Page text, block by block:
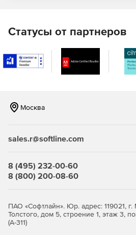
базы данных, что обеспечивает
управление БД.
SQL Doc
– обеспечивает
многодокументальной базы
компактные файлы.
SQL Response
работоспособности и
данными и информацией о
SQL Comparison SDK –
Статусы от партнеров
Москва
sales.r@softline.com
8 (495) 232-00-60
8 (800) 200-08-60
ПАО «Софтлайн». Юр. адрес: 119021, г.
Толстого, дом 5, строение 1, этаж 3,
(А-311)